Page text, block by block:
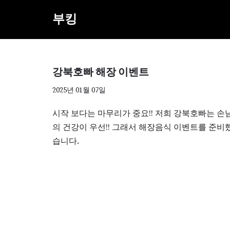
텐
부킹
강북호빠 해장 이벤트
2025년 01월 07일
시작 보다는 마무리가 중요!! 저희 강북호빠는 손
의 건강이 우선!! 그래서 해장음식 이벤트를 준비
습니다.